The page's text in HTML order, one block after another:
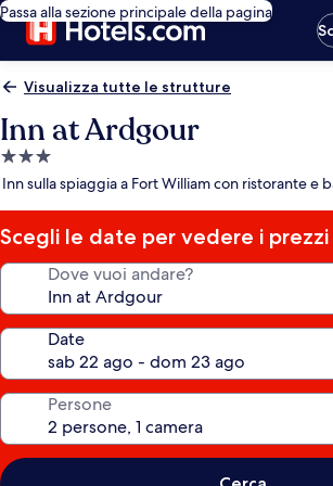
Passa alla sezione principale della pagina
Visualizza tutte le strutture
Inn at Ardgour
Struttura
a
stelle
Inn sulla spiaggia a Fort William con ristorante e
Scegli le date per vedere i prezzi
Dove vuoi andare?
Date
Persone